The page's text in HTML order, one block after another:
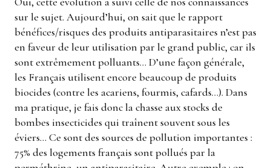
sur le sujet. Aujourd’hui, on sait que le rapport
bénéfices/risques des produits antiparasitaires n’est pas
en faveur de leur utilisation par le grand public, car ils
sont extrêmement polluants… D’une façon générale,
les Français utilisent encore beaucoup de produits
biocides (contre les acariens, fourmis, cafards…). Dans
ma pratique, je fais donc la chasse aux stocks de
bombes insecticides qui traînent souvent sous les
éviers… Ce sont des sources de pollution importantes :
75% des logements français sont pollués par la